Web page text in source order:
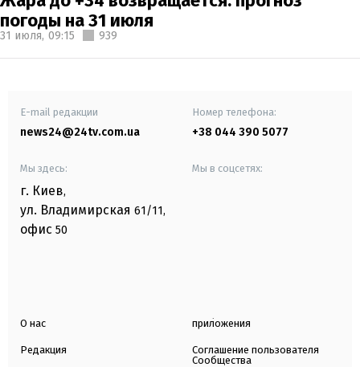
погоды на 31 июля
31 июля, 09:15 939
E-mail редакции
news24@24tv.com.ua
Номер телефона:
+38 044 390 5077
Мы здесь:
г. Киев,
ул. Владимирская 61/11,
офис 50
Мы в соцсетях:
О нас
Редакция
приложения
Соглашение пользователя
Сообщества